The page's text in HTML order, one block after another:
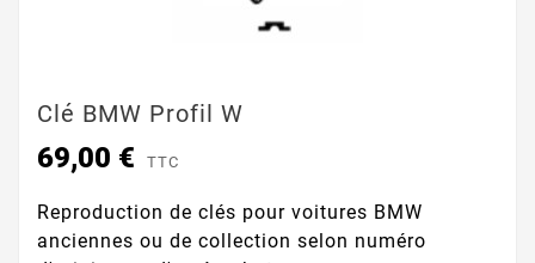
Clé BMW Profil W
69,00 € TTC
Reproduction de clés pour voitures BMW
anciennes ou de collection selon numéro